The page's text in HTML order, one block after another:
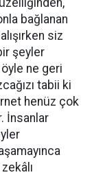
bağlanan
siz
şeyler
öyle ne geri
tabii ki
henüz çok
İnsanlar